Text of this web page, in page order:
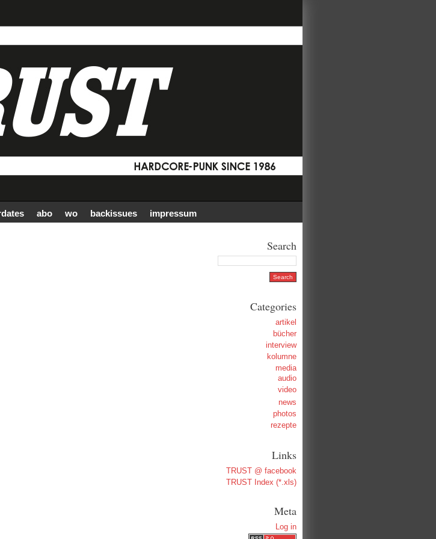
abo wo backissues impressum
Search
Categories
artikel
bücher
interview
kolumne
media
audio
video
news
photos
rezepte
Links
TRUST @ facebook
TRUST Index (*.xls)
Meta
Log in